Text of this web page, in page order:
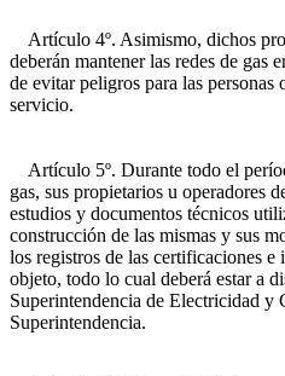
Artículo 4º. Asimismo, dichos
deberán mantener las redes de gas
de evitar peligros para las personas
servicio.
Artículo 5º. Durante todo el
gas, sus propietarios u operadores
estudios y documentos técnicos
construcción de las mismas y sus
los registros de las certificaciones e
objeto, todo lo cual deberá estar a
Superintendencia de Electricidad y
Superintendencia.